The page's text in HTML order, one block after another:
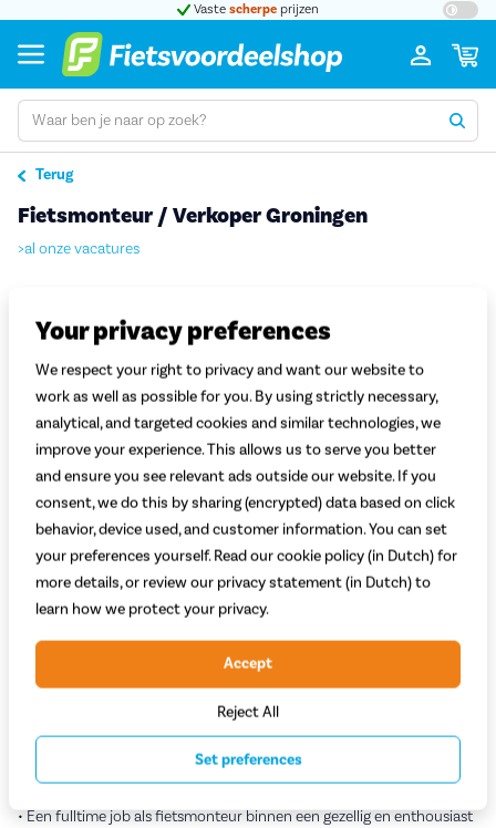
Vaste scherpe prijzen
Terug
Fietsmonteur / Verkoper Groningen
>al onze vacatures
Standplaats: Groningen
Dienstverband: 38 uur per week
Werkweek: Van dinsdag t/m zaterdag
Heb jij een passie voor het vak van fietsmonteur? Werk je graag
samen met collega’s aan A-merk fietsen? Vind je het daarnaast
leuk om klanten te adviseren bij de aankoop van de perfecte fiets?
Voor ons nieuwe filiaal in Groningen zijn we per 1 februari 2021 op
zoek naar ervaren fietsmonteurs!
Wat ga je doen?
Je belangrijkste taak als fietsmonteur is natuurlijk het repareren en
onderhouden van de fietsen van onze klanten. Dit zijn E-Bikes van
kinderfietsen. Daarnaast maak je nieuwe fietsen 100% rijklaar.
Is het erg druk in de winkel? Dan help je klanten met het uitzoeken
baan met veel vrijheid en afwisseling waarbij je een grote bijdrage
levert aan de klanttevredenheid.
Wat bieden wij jou?
• Een fulltime job als fietsmonteur binnen een gezellig en enthousiast
Your privacy preferences
We respect your right to privacy and want our website to
work as well as possible for you. By using strictly necessary,
analytical, and targeted cookies and similar technologies, we
improve your experience. This allows us to serve you better
and ensure you see relevant ads outside our website. If you
consent, we do this by sharing (encrypted) data based on click
behavior, device used, and customer information. You can set
your preferences yourself. Read our cookie policy (in Dutch) for
more details, or review our privacy statement (in Dutch) to
learn how we protect your privacy.
Reject All
Accept
Set preferences